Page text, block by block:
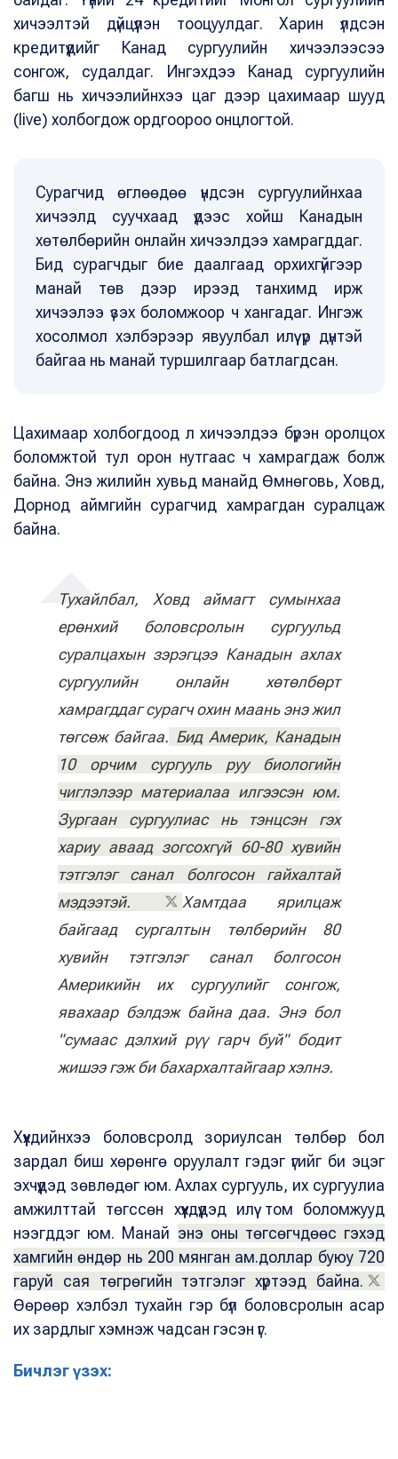
хичээлтэй дүйцүүлэн тооцуулдаг. Харин үлдсэн
кредитүүдийг Канад сургуулийн хичээлээсээ
сонгож, судалдаг. Ингэхдээ Канад сургуулийн
багш нь хичээлийнхээ цаг дээр цахимаар шууд
(live) холбогдож ордгоороо онцлогтой.
Сурагчид өглөөдөө үндсэн сургуулийнхаа
хичээлд суучхаад үдээс хойш Канадын
хөтөлбөрийн онлайн хичээлдээ хамрагддаг.
Бид сурагчдыг бие даалгаад орхихгүйгээр
манай төв дээр ирээд танхимд ирж
хичээлээ үзэх боломжоор ч хангадаг. Ингэж
хосолмол хэлбэрээр явуулбал илүү үр дүнтэй
байгаа нь манай туршилгаар батлагдсан.
Цахимаар холбогдоод л хичээлдээ бүрэн оролцох
боломжтой тул орон нутгаас ч хамрагдаж болж
байна. Энэ жилийн хувьд манайд Өмнөговь, Ховд,
Дорнод аймгийн сурагчид хамрагдан суралцаж
байна.
Тухайлбал, Ховд аймагт сумынхаа
ерөнхий боловсролын сургуульд
суралцахын зэрэгцээ Канадын ахлах
сургуулийн онлайн хөтөлбөрт
хамрагддаг сурагч охин маань энэ жил
төгсөж байгаа. Бид Америк, Канадын
10 орчим сургууль руу биологийн
чиглэлээр материалаа илгээсэн юм.
Зургаан сургуулиас нь тэнцсэн гэх
хариу аваад зогсохгүй 60-80 хувийн
тэтгэлэг санал болгосон гайхалтай
мэдээтэй.
Хамтдаа ярилцаж
байгаад сургалтын төлбөрийн 80
хувийн тэтгэлэг санал болгосон
Америкийн их сургуулийг сонгож,
явахаар бэлдэж байна даа. Энэ бол
"сумаас дэлхий рүү гарч буй" бодит
жишээ гэж би бахархалтайгаар хэлнэ.
Хүүхдийнхээ боловсролд зориулсан төлбөр бол
зардал биш хөрөнгө оруулалт гэдэг үгийг би эцэг
эхчүүдэд зөвлөдөг юм. Ахлах сургууль, их сургуулиа
амжилттай төгссөн хүүхдүүдэд илүү том боломжууд
нээгддэг юм. Манай энэ оны төгсөгчдөөс гэхэд
хамгийн өндөр нь 200 мянган ам.доллар буюу 720
гаруй сая төгрөгийн тэтгэлэг хүртээд байна.
Өөрөөр хэлбэл тухайн гэр бүл боловсролын асар
их зардлыг хэмнэж чадсан гэсэн үг.
Бичлэг үзэх: